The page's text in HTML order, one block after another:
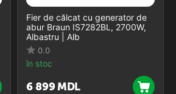
Fier de călcat cu generator de
abur Braun IS7282BL, 2700W,
Albastru | Alb
0.0
în stoc
6 899 MDL